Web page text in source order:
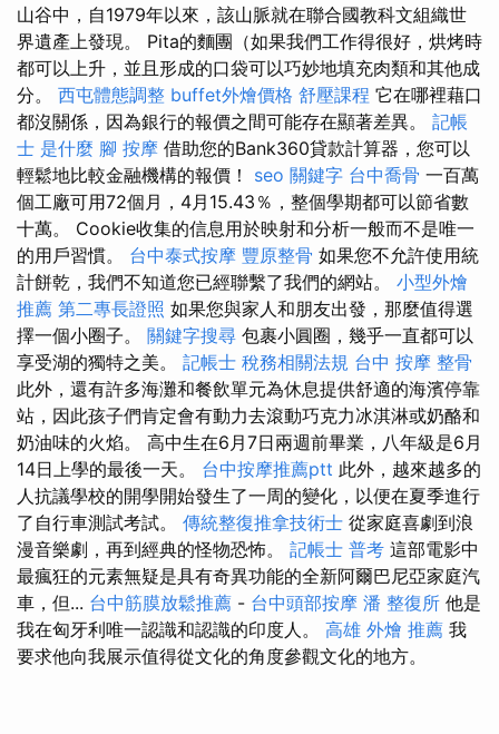
山谷中，自1979年以來，該山脈就在聯合國教科文組織世
界遺產上發現。 Pita的麵團（如果我們工作得很好，烘烤時
都可以上升，並且形成的口袋可以巧妙地填充肉類和其他成
分。 西屯體態調整 buffet外燴價格 舒壓課程 它在哪裡藉口
都沒關係，因為銀行的報價之間可能存在顯著差異。 記帳
士 是什麼 腳 按摩 借助您的Bank360貸款計算器，您可以
輕鬆地比較金融機構的報價！ seo 關鍵字 台中喬骨 一百萬
個工廠可用72個月，4月15.43％，整個學期都可以節省數
十萬。 Cookie收集的信息用於映射和分析一般而不是唯一
的用戶習慣。 台中泰式按摩 豐原整骨 如果您不允許使用統
計餅乾，我們不知道您已經聯繫了我們的網站。 小型外燴
推薦 第二專長證照 如果您與家人和朋友出發，那麼值得選
擇一個小圈子。 關鍵字搜尋 包裹小圓圈，幾乎一直都可以
享受湖的獨特之美。 記帳士 稅務相關法規 台中 按摩 整骨
此外，還有許多海灘和餐飲單元為休息提供舒適的海濱停靠
站，因此孩子們肯定會有動力去滾動巧克力冰淇淋或奶酪和
奶油味的火焰。 高中生在6月7日兩週前畢業，八年級是6月
14日上學的最後一天。 台中按摩推薦ptt 此外，越來越多的
人抗議學校的開學開始發生了一周的變化，以便在夏季進行
了自行車測試考試。 傳統整復推拿技術士 從家庭喜劇到浪
漫音樂劇，再到經典的怪物恐怖。 記帳士 普考 這部電影中
最瘋狂的元素無疑是具有奇異功能的全新阿爾巴尼亞家庭汽
車，但... 台中筋膜放鬆推薦 - 台中頭部按摩 潘 整復所 他是
我在匈牙利唯一認識和認識的印度人。 高雄 外燴 推薦 我
要求他向我展示值得從文化的角度參觀文化的地方。